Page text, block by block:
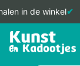
in de winkel
Doorgaan
naar